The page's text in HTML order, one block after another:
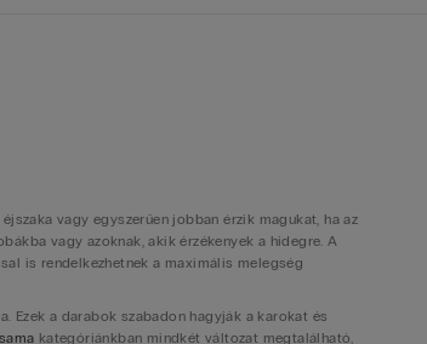
vagy egyszerűen jobban érzik magukat, ha az
vagy azoknak, akik érzékenyek a hidegre. A
is rendelkezhetnek a maximális melegség
Ezek a darabok szabadon hagyják a karokat és
kategóriánkban mindkét változat megtalálható,